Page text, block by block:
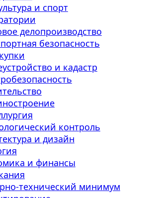
и спорт
делопроизводство
безопасность
и кадастр
контроль
и дизайн
и финансы
технический минимум